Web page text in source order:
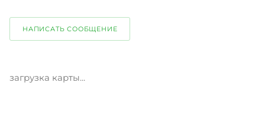
НАПИСАТЬ СООБЩЕНИЕ
загрузка карты...